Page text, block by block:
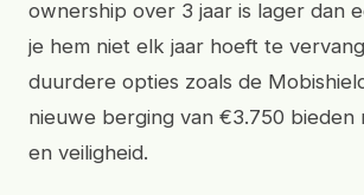
ownership over 3 jaar is lager dan
je hem niet elk jaar hoeft te
duurdere opties zoals de
nieuwe berging van €3.750 bieden
en veiligheid.